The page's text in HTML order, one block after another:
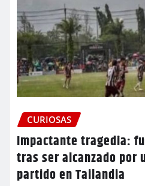
CURIOSAS
Impactante tragedia:
tras ser alcanzado por
partido en Tailandia